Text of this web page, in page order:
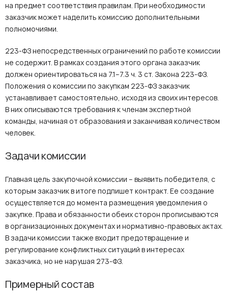
на предмет соответствия правилам. При необходимости
заказчик может наделить комиссию дополнительными
полномочиями.
223-ФЗ непосредственных ограничений по работе комиссии
не содержит. В рамках создания этого органа заказчик
должен ориентироваться на 7.1–7.3 ч. 3 ст. Закона 223-ФЗ.
Положения о комиссии по закупкам 223-ФЗ заказчик
устанавливает самостоятельно, исходя из своих интересов.
В них описываются требования к членам экспертной
команды, начиная от образования и заканчивая количеством
человек.
Задачи комиссии
Главная цель закупочной комиссии – выявить победителя, с
которым заказчик в итоге подпишет контракт. Ее создание
осуществляется до момента размещения уведомления о
закупке. Права и обязанности обеих сторон прописываются
в организационных документах и нормативно-правовых актах.
В задачи комиссии также входит предотвращение и
регулирование конфликтных ситуаций в интересах
заказчика, но не нарушая 273-ФЗ.
Примерный состав